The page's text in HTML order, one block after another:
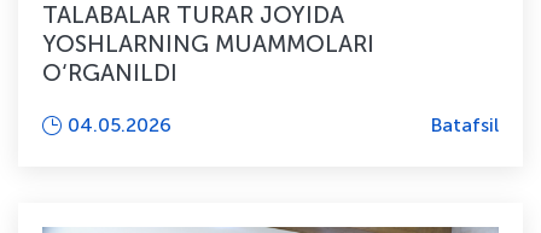
TALABALAR TURAR JOYIDA
YOSHLARNING MUAMMOLARI
O‘RGANILDI
04.05.2026 Batafsil